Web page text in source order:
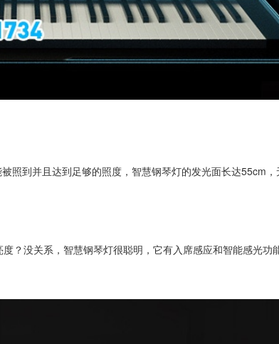
照到并且达到足够的照度，智慧钢琴灯的发光面长达55cm，
？没关系，智慧钢琴灯很聪明，它有入席感应和智能感光功